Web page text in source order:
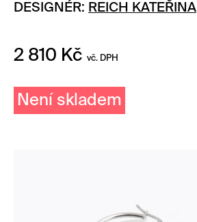
DESIGNÉR: REICH KATEŘINA
2 810 Kč vč. DPH
Není skladem